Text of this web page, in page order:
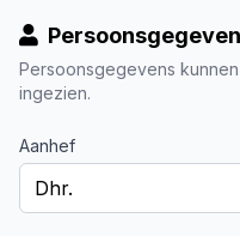
Persoonsgegevens
ingezien.
Aanhef